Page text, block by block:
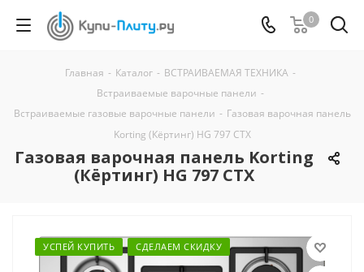
0
Главная - Каталог - ВСТРАИВАЕМАЯ ТЕХНИКА -
Встраиваемые варочные панели -
Встраиваемые газовые варочные панели - Газовая варочная панель
Korting (Кёртинг) HG 797 CTX
Газовая варочная панель Korting
(Кёртинг) HG 797 CTX
УСПЕЙ КУПИТЬ СДЕЛАЕМ СКИДКУ